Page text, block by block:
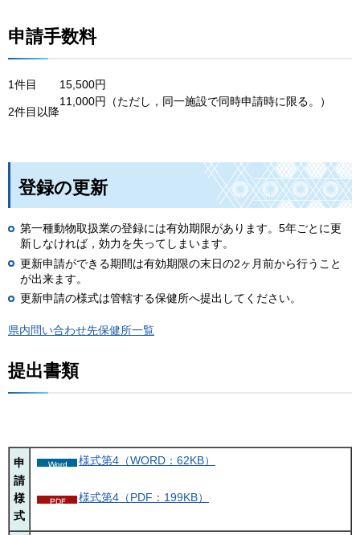
申請手数料
1件目 15,500円
2件目以降
11,000円（ただし，同一施設で同時申請時に限る。）
登録の更新
第一種動物取扱業の登録には有効期限があります。5年ごとに更
新しなければ，効力を失ってしまいます。
更新申請ができる期間は有効期限の末日の2ヶ月前から行うこと
が出来ます。
更新申請の様式は管轄する保健所へ提出してください。
県内問い合わせ先保健所一覧
提出書類
申
請
様
式
様式第4（WORD：62KB）
様式第4（PDF：199KB）